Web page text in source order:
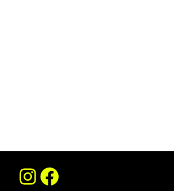
Instagram
Facebook